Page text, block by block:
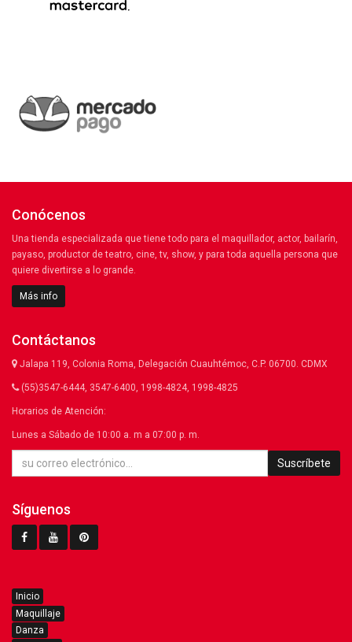
Conócenos
Una tienda especializada que tiene todo para el maquillador, actor, bailarín,
payaso, productor de teatro, cine, tv, show, y para toda aquella persona que
quiere divertirse a lo grande.
Más info
Contáctanos
Jalapa 119, Colonia Roma, Delegación Cuauhtémoc, C.P. 06700. CDMX
(55)3547-6444, 3547-6400, 1998-4824, 1998-4825
Horarios de Atención:
Lunes a Sábado de 10:00 a. m a 07:00 p. m.
Suscríbete
Síguenos
Inicio
Maquillaje
Danza